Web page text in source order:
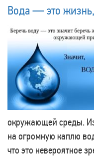
Вода — это жизнь,
окружающей среды.
на огромную каплю
что это невероятное